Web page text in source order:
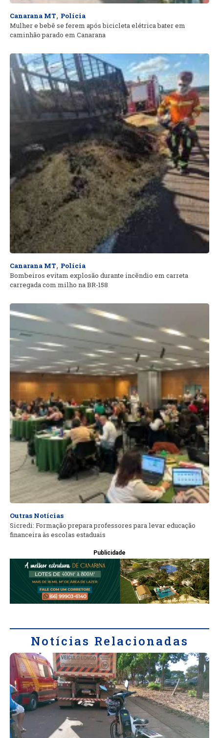
Canarana MT, Polícia
Mulher e bebê se ferem após bicicleta elétrica bater em
caminhão parado em Canarana
Canarana MT, Polícia
Bombeiros evitam explosão durante incêndio em carreta
carregada com milho na BR-158
Outras Notícias
Sicredi: Formação prepara professores para levar educação
financeira às escolas estaduais
Publicidade
Notícias Relacionadas